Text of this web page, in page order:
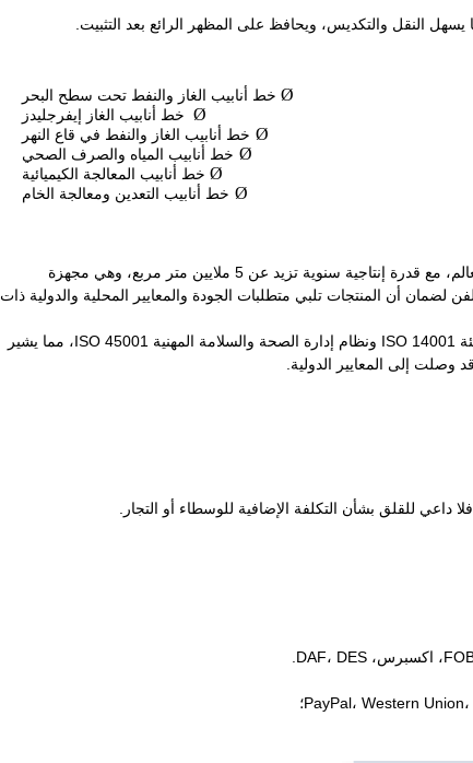
Ø خط أنابيب الغاز والنفط تحت سطح البحر
Ø خط أنابيب الغاز إيفرجليدز
Ø خط أنابيب الغاز والنفط في قاع النهر
Ø خط أنابيب المياه والصرف الصحي
Ø خط أنابيب المعالجة الكيميائية
Ø خط أنابيب التعدين ومعالجة الخام
تمتلك شركتنا 6 مجموعات من خطوط إنتاج لحام الشبكات السلكية الكاملة الأكثر تقدمًا في العالم، مع قدرة إنتاجية سنوية تزيد عن 5 ملايين متر مربع، وهي مجهزة
لضمان أن المنتجات تلبي متطلبات الجودة والمعايير المحلية والدولية ذات
حصلت شركتنا على ثلاث شهادات قياسية دولية لنظام إدارة الجودة ISO 9001 ونظام إدارة البيئة ISO 14001 ونظام إدارة الصحة والسلامة المهنية ISO 45001، مما يشير
وصلت إلى المعايير الدولية.
للقلق بشأن التكلفة الإضافية للوسطاء أو التجار.